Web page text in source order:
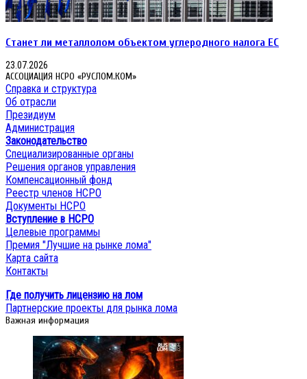
Станет ли металлолом объектом углеродного налога ЕС
23.07.2026
АССОЦИАЦИЯ НСРО «РУСЛОМ.КОМ»
Справка и структура
Об отрасли
Президиум
Администрация
Законодательство
Специализированные органы
Решения органов управления
Компенсационный фонд
Реестр членов НСРО
Документы НСРО
Вступление в НСРО
Целевые программы
Премия "Лучшие на рынке лома"
Карта сайта
Контакты
Где получить лицензию на лом
Партнерские проекты для рынка лома
Важная информация